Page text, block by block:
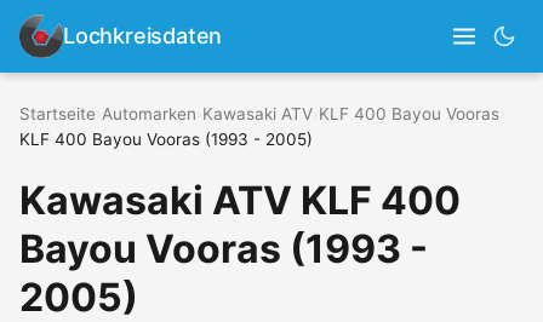
Lochkreisdaten
Startseite Automarken Kawasaki ATV KLF 400 Bayou Vooras
KLF 400 Bayou Vooras (1993 - 2005)
Kawasaki ATV KLF 400
Bayou Vooras (1993 -
2005)